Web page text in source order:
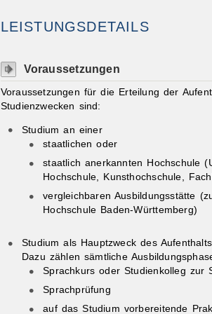
LEISTUNGSDETAILS
Voraussetzungen
Voraussetzungen für die Erteilung der
Studienzwecken sind:
Studium an einer
staatlichen oder
staatlich anerkannten Hochschule
Hochschule, Kunsthochschule,
vergleichbaren Ausbildungsstätte
Hochschule Baden-Württemberg)
Studium als Hauptzweck des Aufenthalts
Dazu zählen sämtliche
Sprachkurs oder Studienkolleg zur
Sprachprüfung
auf das Studium vorbereitende